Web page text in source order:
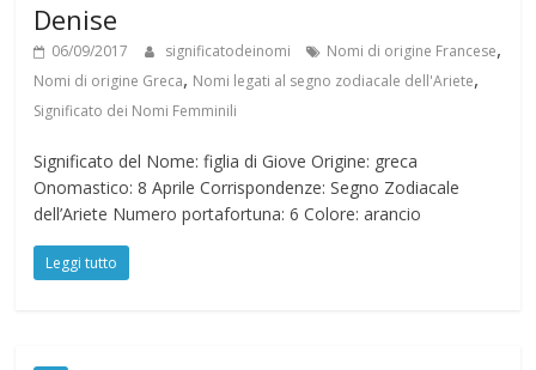
Denise
06/09/2017 significatodeinomi Nomi di origine Francese,
Nomi di origine Greca, Nomi legati al segno zodiacale dell'Ariete,
Significato dei Nomi Femminili
Significato del Nome: figlia di Giove Origine: greca
Onomastico: 8 Aprile Corrispondenze: Segno Zodiacale
dell’Ariete Numero portafortuna: 6 Colore: arancio
Leggi tutto